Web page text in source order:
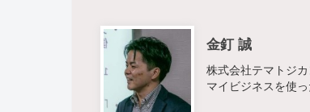
金釘 誠
株式会社テマトジ
マイビジネスを使